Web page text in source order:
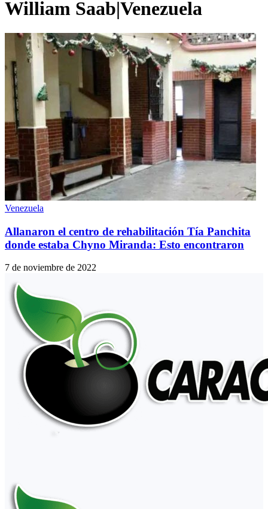
William Saab|Venezuela
Venezuela
Allanaron el centro de rehabilitación Tía Panchita
donde estaba Chyno Miranda: Esto encontraron
7 de noviembre de 2022